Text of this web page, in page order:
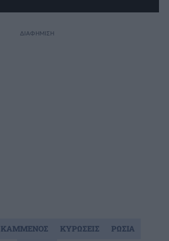
ΔΙΑΦΗΜΙΣΗ
ΚΑΜΜΕΝΟΣ ΚΥΡΩΣΕΙΣ
ΡΩΣΙΑ